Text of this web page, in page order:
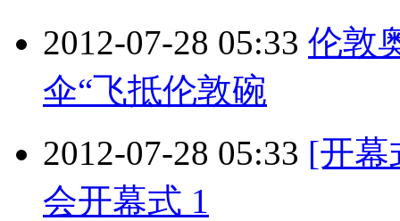
2012-07-28 05:33 伦敦
伞“飞抵伦敦碗
2012-07-28 05:33 [开幕
会开幕式 1